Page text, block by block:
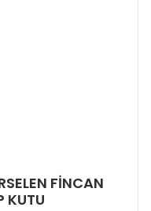
FİNCAN
KUTU